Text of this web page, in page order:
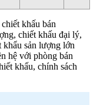
khấu bán
chiết khấu đại lý,
khẩu sản lượng lớn
hệ với phòng bán
khấu, chính sách